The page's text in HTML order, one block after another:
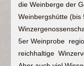
die Weinberge der
Weinbergshütte (bis
5er Weinprobe
reichhaltige